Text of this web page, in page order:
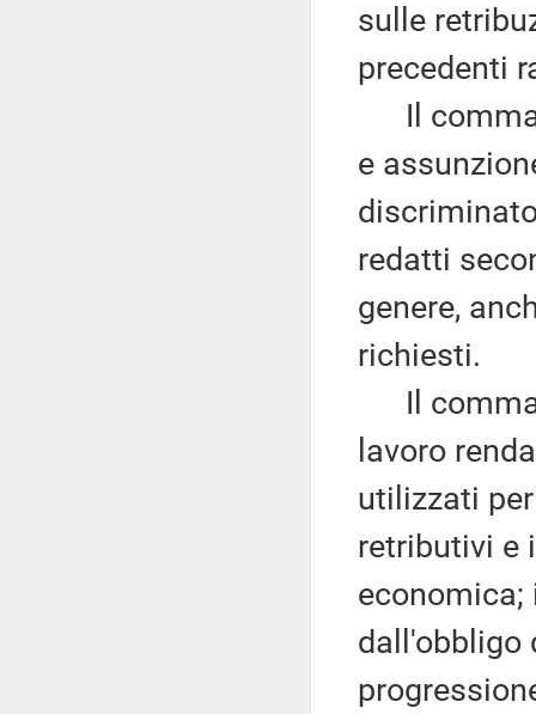
sulle
precedenti
Il comma
e
redatti
genere,
richiesti.
Il comma
lavoro
utilizzati
retributivi e
dall'obbligo